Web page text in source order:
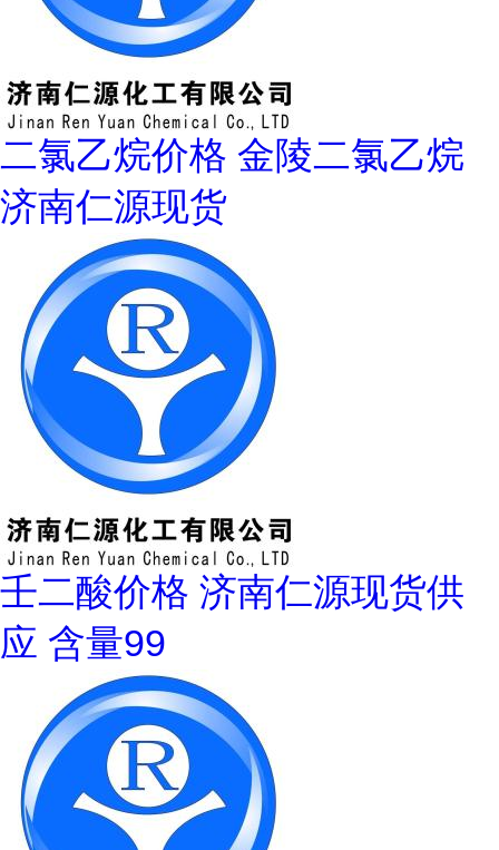
二氯乙烷价格 金陵二氯乙烷
济南仁源现货
壬二酸价格 济南仁源现货供
应 含量99